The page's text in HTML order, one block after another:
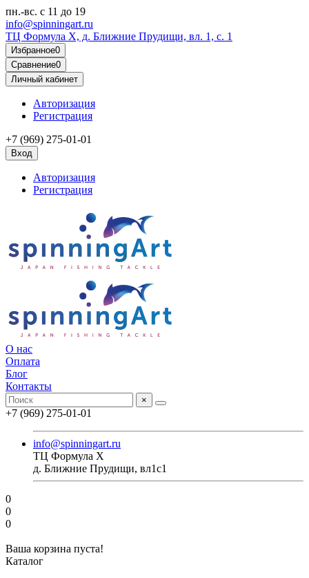
пн.-вс. с 11 до 19
info@spinningart.ru
ТЦ Формула X, д. Ближние Прудищи, вл. 1, с. 1
Избранное0
Сравнение0
Личный кабинет
Авторизация
Регистрация
+7 (969) 275-01-01
Вход
Авторизация
Регистрация
О нас
Оплата
Блог
Контакты
×
+7 (969) 275-01-01
info@spinningart.ru
ТЦ Формула X
д. Ближние Прудищи, вл1с1
0
0
0
Ваша корзина пуста!
Каталог